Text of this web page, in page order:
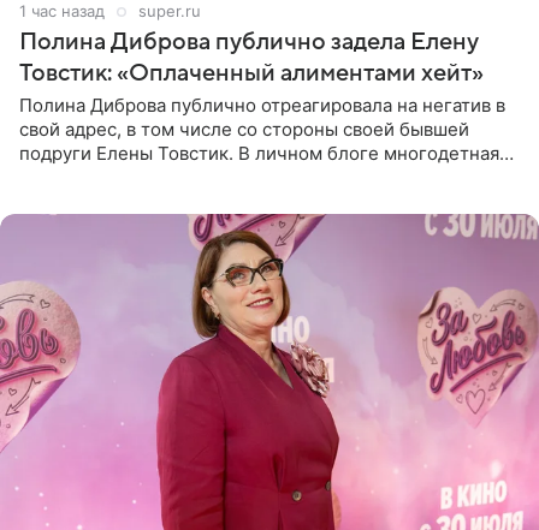
1 час назад super.ru
Полина Диброва публично задела Елену
Товстик: «Оплаченный алиментами хейт»
Полина Диброва публично отреагировала на негатив в
свой адрес, в том числе со стороны своей бывшей
подруги Елены Товстик. В личном блоге многодетная